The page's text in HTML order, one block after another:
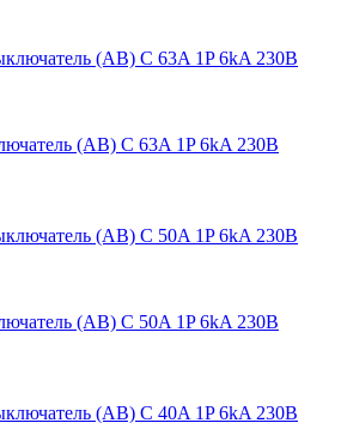
(АВ) C 63A 1P 6kA 230В
(АВ) C 50A 1P 6kA 230В